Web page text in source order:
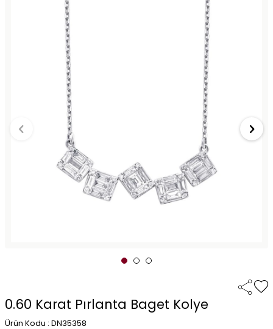
0.60 Karat Pırlanta Baget Kolye
Ürün Kodu : DN35358